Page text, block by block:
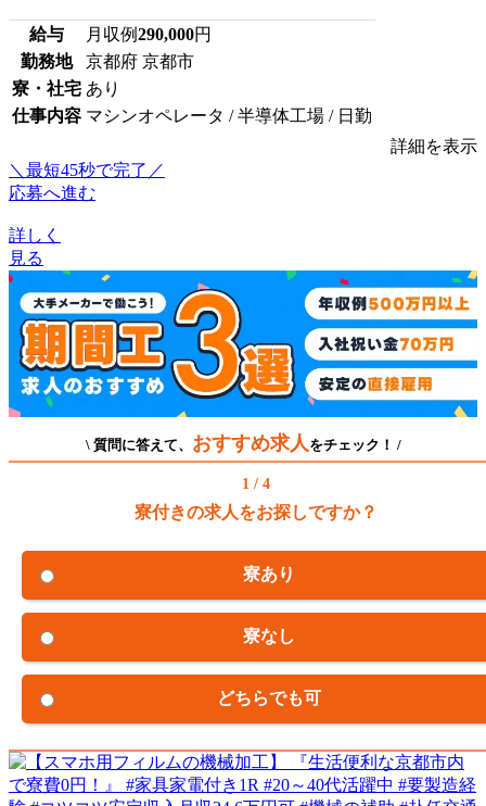
給与 月収例290,000円
勤務地
京都府 京都市
寮・社宅 あり
仕事内容 マシンオペレータ / 半導体工場 / 日勤
詳細を表示
＼最短45秒で完了／
応募へ進む
詳しく
見る
\ 質問に答えて、 おすすめ求人 をチェック！ /
1 / 4
寮付きの求人をお探しですか？
寮あり
寮なし
どちらでも可